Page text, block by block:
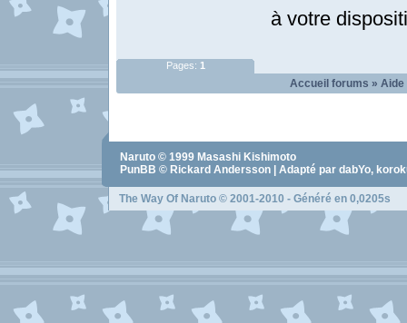
à votre
Pages: 1
Accueil forums » Aide
Naruto © 1999 Masashi Kishimoto
PunBB © Rickard Andersson | Adapté par dabYo,
The Way Of Naruto © 2001-2010 - Généré en 0,0205s